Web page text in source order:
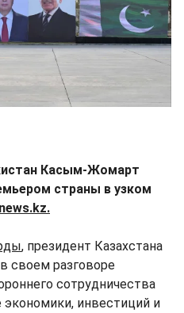
Касым-Жомарт
страны в узком
, президент Казахстана
своем разговоре
сотрудничества
экономики, инвестиций и